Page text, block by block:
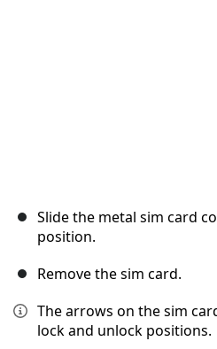
Slide the metal sim card
position.
Remove the sim card.
The arrows on the sim
lock and unlock positions.